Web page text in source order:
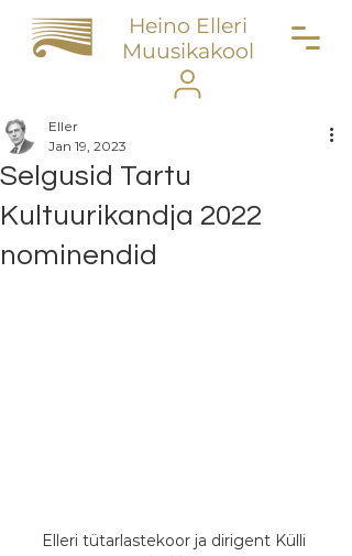
Heino Elleri
Muusikakool
Selgusid Tartu
Kultuurikandja 2022
nominendid
Eller
Jan 19, 2023
Elleri tütarlastekoor ja dirigent Külli